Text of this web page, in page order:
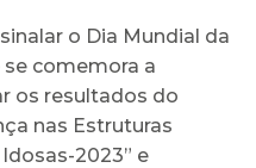
o Dia Mundial da
comemora a
os resultados do
nas Estruturas
2023” e